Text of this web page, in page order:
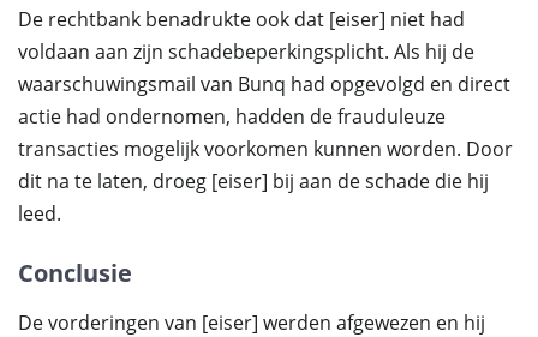
De rechtbank benadrukte ook dat [eiser] niet had
voldaan aan zijn schadebeperkingsplicht. Als hij de
waarschuwingsmail van Bunq had opgevolgd en direct
actie had ondernomen, hadden de frauduleuze
transacties mogelijk voorkomen kunnen worden. Door
dit na te laten, droeg [eiser] bij aan de schade die hij
leed.
Conclusie
De vorderingen van [eiser] werden afgewezen en hij